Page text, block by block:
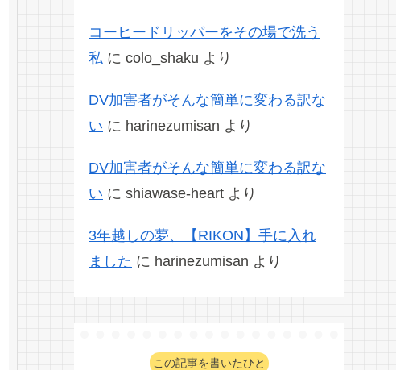
コーヒードリッパーをその場で洗う
私 に colo_shaku より
DV加害者がそんな簡単に変わる訳な
い に harinezumisan より
DV加害者がそんな簡単に変わる訳な
い に shiawase-heart より
3年越しの夢、【RIKON】手に入れ
ました に harinezumisan より
この記事を書いたひと